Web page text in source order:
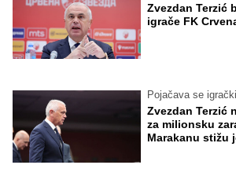
Zvezdan Terzić
igrače FK
Pojačava se
Zvezdan Terzić
za milionsku
Marakanu stižu